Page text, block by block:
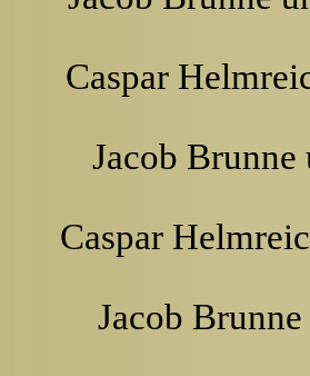
Caspar
Jacob
Caspar
Jacob